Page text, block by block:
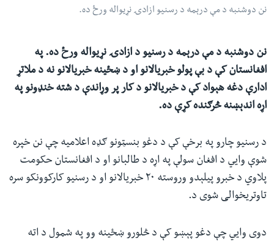
تهنن دوشنبه د مې درېمه د رسنیو ازادۍ نړیواله ورځ ده.
نن دوشنبه د مې درېمه د رسنیو د ازادۍ نړیواله ورځ ده. په
افغانستان کې د بې پولو خبریالانو او د ښځینه خبریالانو نه د ملاتړ
ادارې دغه هېواد کې د خبریالانو د کار پر وړاندې د شته خنډونو په
اړه اندېښنه څرګنده کړې ده.
د رسنیو چارو په برخې کې د دغو بنسټونو ګډه اعلامیه چې نن خپره
شوې وايي د افغان سولې په اړه د طالبانو او د افغانستان حکومت
پلاوي د خبرو پیلېدو وروسته ۲۰ خبریالانو او د رسنیو کارکوونکو سره
تاوتریخوالی شوی د.
دوی وايي چې دغو پېښو کې د څلورو ښځینه وو په شمول د اته